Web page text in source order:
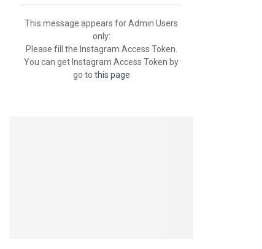
This message appears for Admin Users
only:
Please fill the Instagram Access Token.
You can get Instagram Access Token by
go to this page